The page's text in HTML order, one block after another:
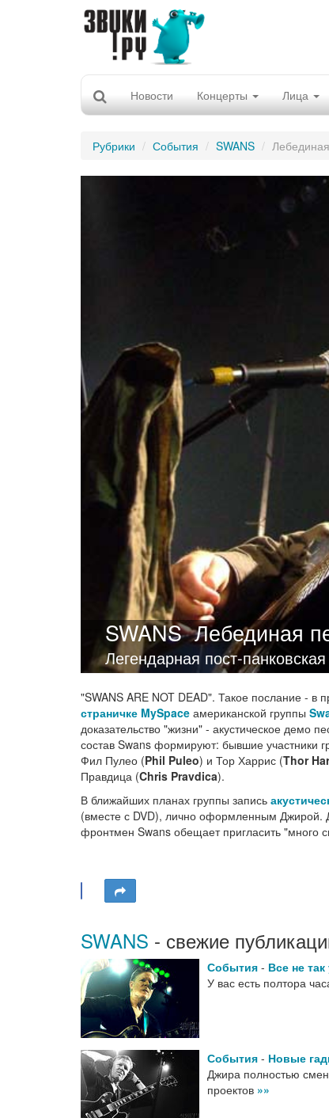
Новости Концерты Лица
Рубрики События SWANS
SWANS Лебединая
Легендарная пост-
"SWANS ARE NOT DEAD". Такое послание - в
страничке MySpace американской группы
доказательство "жизни" - акустическое демо
состав Swans формируют: бывшие участники
Фил Пулео (Phil Puleo) и Тор Харрис (Thor
Правдица (Chris Pravdica).
В ближайших планах группы запись
(вместе с DVD), лично оформленным Джирой.
фронтмен Swans обещает пригласить "много
SWANS - свежие
События - Все не
У вас есть полтора
События - Новые
Джира полностью
проектов »»